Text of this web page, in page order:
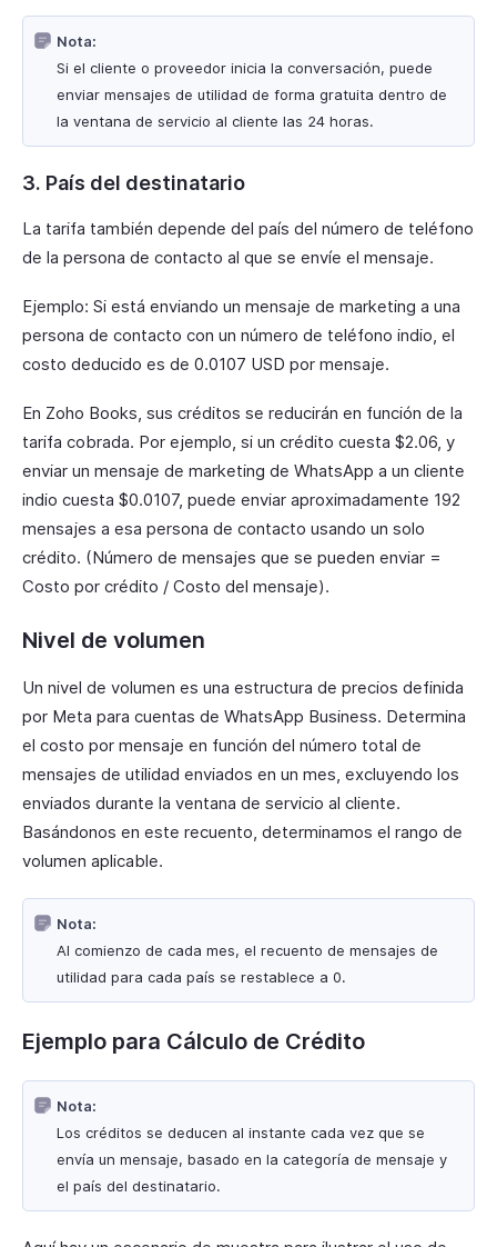
Nota:
Si el cliente o proveedor inicia la conversación, puede
enviar mensajes de utilidad de forma gratuita dentro de
la ventana de servicio al cliente las 24 horas.
3. País del destinatario
La tarifa también depende del país del número de teléfono
de la persona de contacto al que se envíe el mensaje.
Ejemplo: Si está enviando un mensaje de marketing a una
persona de contacto con un número de teléfono indio, el
costo deducido es de 0.0107 USD por mensaje.
En Zoho Books, sus créditos se reducirán en función de la
tarifa cobrada. Por ejemplo, si un crédito cuesta $2.06, y
enviar un mensaje de marketing de WhatsApp a un cliente
indio cuesta $0.0107, puede enviar aproximadamente 192
mensajes a esa persona de contacto usando un solo
crédito. (Número de mensajes que se pueden enviar =
Costo por crédito / Costo del mensaje).
Nivel de volumen
Un nivel de volumen es una estructura de precios definida
por Meta para cuentas de WhatsApp Business. Determina
el costo por mensaje en función del número total de
mensajes de utilidad enviados en un mes, excluyendo los
enviados durante la ventana de servicio al cliente.
Basándonos en este recuento, determinamos el rango de
volumen aplicable.
Nota:
Al comienzo de cada mes, el recuento de mensajes de
utilidad para cada país se restablece a 0.
Ejemplo para Cálculo de Crédito
Nota:
Los créditos se deducen al instante cada vez que se
envía un mensaje, basado en la categoría de mensaje y
el país del destinatario.